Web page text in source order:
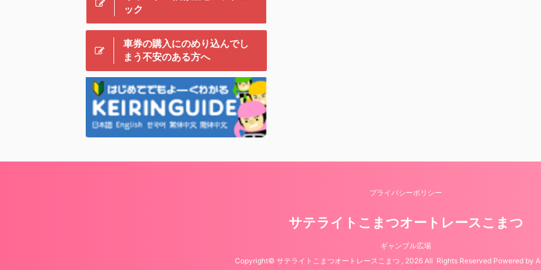
ック
車券の購入にのめり込んでし
まう不安のある方へ
プライバシーポリシー
サテライトこまつオートレースこまつ
ギャンブル広場
Copyright© サテライトこまつオートレースこまつ , 2026 All Rights Reserved Powered by